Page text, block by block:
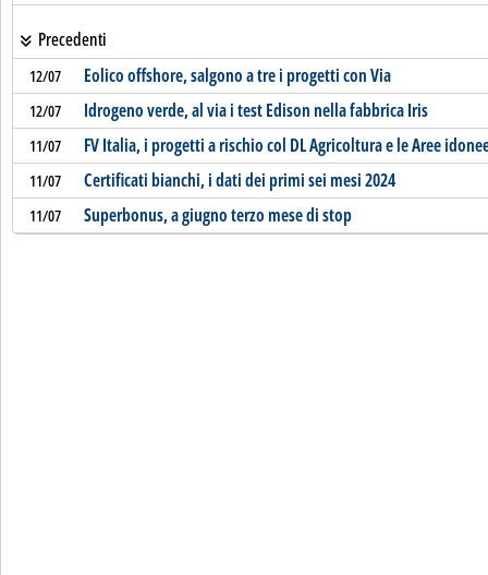
Precedenti
12/07 Eolico offshore, salgono a tre i progetti con Via
12/07 Idrogeno verde, al via i test Edison nella fabbrica Iris
11/07 FV Italia, i progetti a rischio col DL Agricoltura e le Aree
11/07 Certificati bianchi, i dati dei primi sei mesi 2024
11/07 Superbonus, a giugno terzo mese di stop